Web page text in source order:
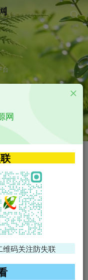
台
APP源码
影视源码
影视源码
4核4G3M服务器38元/
网
维码关注防失联